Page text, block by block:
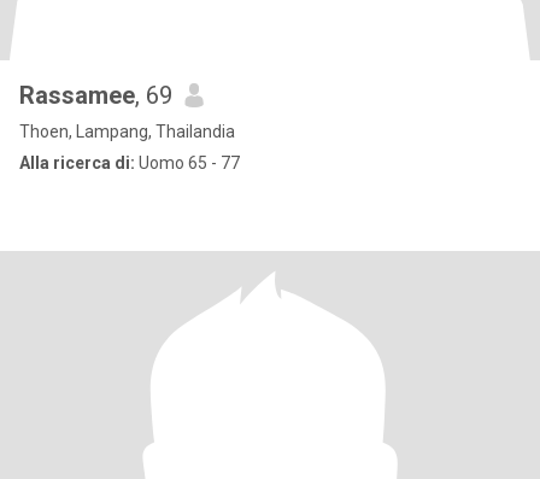
Rassamee, 69
Thoen, Lampang, Thailandia
Alla ricerca di: Uomo 65 - 77